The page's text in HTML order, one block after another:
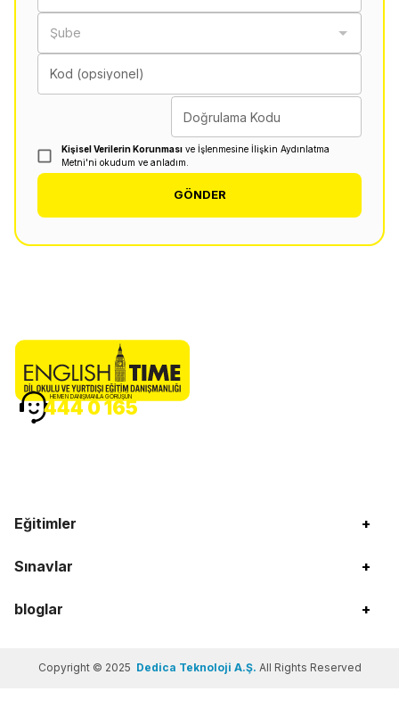
Şube
Kod (opsiyonel)
Doğrulama Kodu
Kişisel Verilerin Korunması ve İşlenmesine İlişkin Aydınlatma
Metni'ni okudum ve anladım.
GÖNDER
Eğitimler +
Sınavlar +
bloglar +
HEMEN DANIŞMANLA GÖRÜŞÜN
444 0 165
Copyright © 2025 Dedica Teknoloji A.Ş. All Rights Reserved